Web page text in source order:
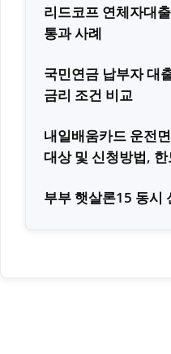
리드코프 연체자대
통과 사례
국민연금 납부자 대
금리 조건 비교
내일배움카드 운전
대상 및 신청방법,
부부 햇살론15 동시